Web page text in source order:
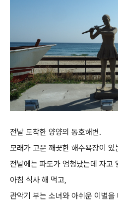
전날 도착한 양양의 동호해변.
모래가 고운 깨끗한 해수욕장이 있
전날에는 파도가 엄청났는데 자고
아침 식사 해 먹고,
관악기 부는 소녀와 아쉬운 이별을